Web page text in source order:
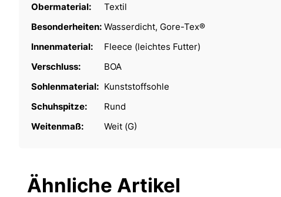
Obermaterial:
Textil
Besonderheiten: Wasserdicht, Gore-Tex®
Innenmaterial:
Fleece (leichtes Futter)
Verschluss:
BOA
Sohlenmaterial: Kunststoffsohle
Schuhspitze:
Rund
Weitenmaß:
Weit (G)
Ähnliche Artikel